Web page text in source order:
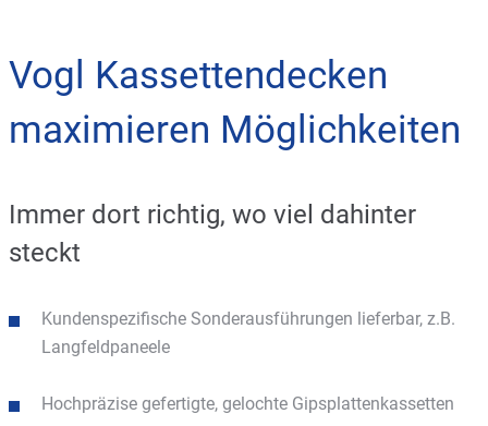
Vogl Kassettendecken
maximieren Möglichkeiten
Immer dort richtig, wo viel dahinter
steckt
Kundenspezifische Sonderausführungen lieferbar, z.B.
Langfeldpaneele
Hochpräzise gefertigte, gelochte Gipsplattenkassetten